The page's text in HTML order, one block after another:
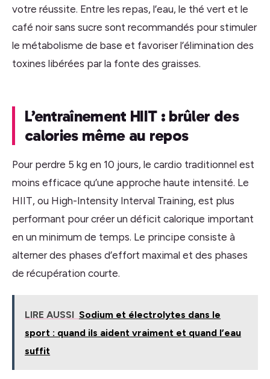
votre réussite. Entre les repas, l’eau, le thé vert et le
café noir sans sucre sont recommandés pour stimuler
le métabolisme de base et favoriser l’élimination des
toxines libérées par la fonte des graisses.
L’entraînement HIIT : brûler des
calories même au repos
Pour perdre 5 kg en 10 jours, le cardio traditionnel est
moins efficace qu’une approche haute intensité. Le
HIIT, ou High-Intensity Interval Training, est plus
performant pour créer un déficit calorique important
en un minimum de temps. Le principe consiste à
alterner des phases d’effort maximal et des phases
de récupération courte.
LIRE AUSSI Sodium et électrolytes dans le
sport : quand ils aident vraiment et quand l’eau
suffit